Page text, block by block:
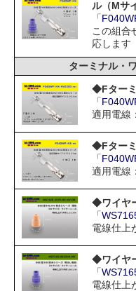
ル（Mサ
「
この組合
応します
ターミナル・
◆Fター
「
適用電線
◆Fター
「
適用電線
◆ワイヤ
「
電線仕上
◆ワイヤ
「
電線仕上